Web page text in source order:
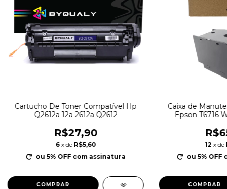
Cartucho De Toner Compatível Hp
Q2612a 12a 2612a Q2612
R$27,90
6 x de R$5,60
ou 5% OFF com assinatura
COMPRAR
Caixa de
Epson T6716
12 x de
ou 5% OFF
COMPRAR